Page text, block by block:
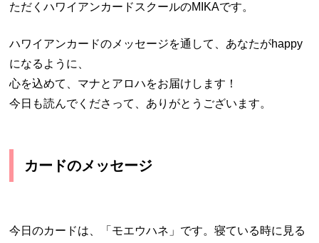
ただくハワイアンカードスクールのMIKAです。
ハワイアンカードのメッセージを通して、あなたがhappy
になるように、
心を込めて、マナとアロハをお届けします！
今日も読んでくださって、ありがとうございます。
カードのメッセージ
今日のカードは、「モエウハネ」です。寝ている時に見る